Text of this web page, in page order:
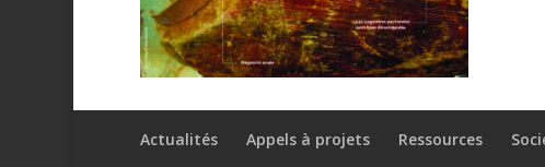
Actualités Appels à projets Ressources